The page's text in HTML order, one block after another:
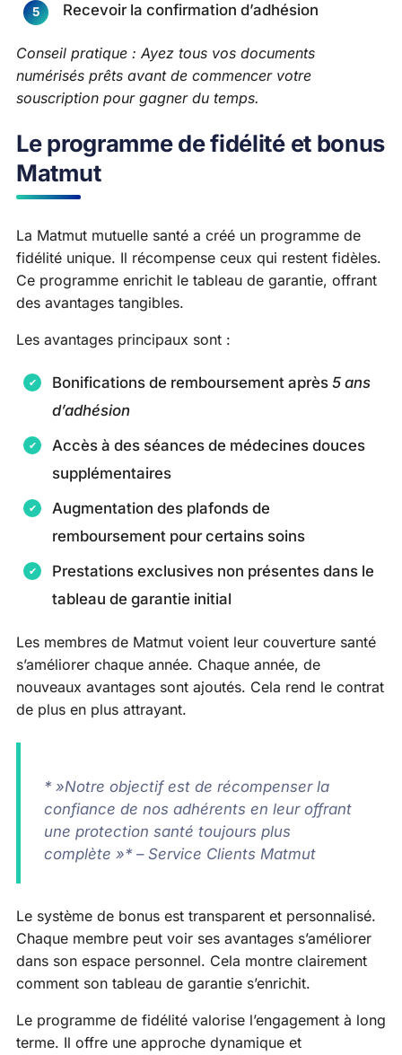
Recevoir la confirmation d’adhésion
Conseil pratique : Ayez tous vos documents
numérisés prêts avant de commencer votre
souscription pour gagner du temps.
Le programme de fidélité et bonus
Matmut
La Matmut mutuelle santé a créé un programme de
fidélité unique. Il récompense ceux qui restent fidèles.
Ce programme enrichit le tableau de garantie, offrant
des avantages tangibles.
Les avantages principaux sont :
Bonifications de remboursement après 5 ans
d’adhésion
Accès à des séances de médecines douces
supplémentaires
Augmentation des plafonds de
remboursement pour certains soins
Prestations exclusives non présentes dans le
tableau de garantie initial
Les membres de Matmut voient leur couverture santé
s’améliorer chaque année. Chaque année, de
nouveaux avantages sont ajoutés. Cela rend le contrat
de plus en plus attrayant.
* »Notre objectif est de récompenser la
confiance de nos adhérents en leur offrant
une protection santé toujours plus
complète »* – Service Clients Matmut
Le système de bonus est transparent et personnalisé.
Chaque membre peut voir ses avantages s’améliorer
dans son espace personnel. Cela montre clairement
comment son tableau de garantie s’enrichit.
Le programme de fidélité valorise l’engagement à long
terme. Il offre une approche dynamique et